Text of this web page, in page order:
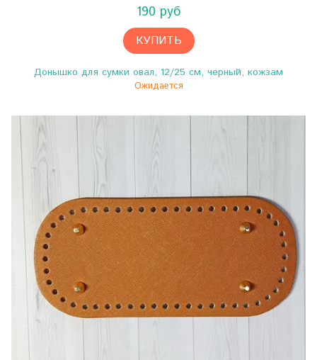
190 руб
КУПИТЬ
Донышко для сумки овал, 12/25 см, черный, кожзам
Ожидается